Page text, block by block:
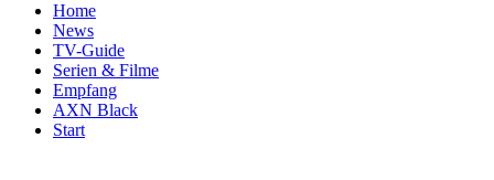
Home
News
TV-Guide
Serien & Filme
Empfang
AXN Black
Start